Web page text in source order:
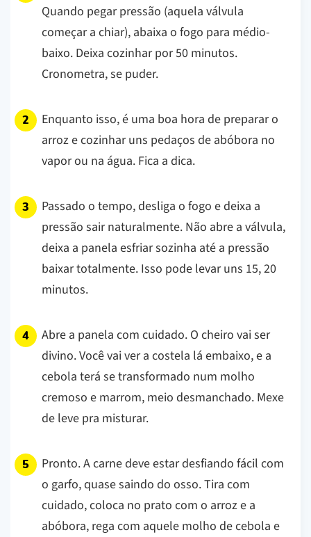
Quando pegar pressão (aquela válvula
começar a chiar), abaixa o fogo para médio-
baixo. Deixa cozinhar por 50 minutos.
Cronometra, se puder.
Enquanto isso, é uma boa hora de preparar o
arroz e cozinhar uns pedaços de abóbora no
vapor ou na água. Fica a dica.
Passado o tempo, desliga o fogo e deixa a
pressão sair naturalmente. Não abre a válvula,
deixa a panela esfriar sozinha até a pressão
baixar totalmente. Isso pode levar uns 15, 20
minutos.
Abre a panela com cuidado. O cheiro vai ser
divino. Você vai ver a costela lá embaixo, e a
cebola terá se transformado num molho
cremoso e marrom, meio desmanchado. Mexe
de leve pra misturar.
Pronto. A carne deve estar desfiando fácil com
o garfo, quase saindo do osso. Tira com
cuidado, coloca no prato com o arroz e a
abóbora, rega com aquele molho de cebola e